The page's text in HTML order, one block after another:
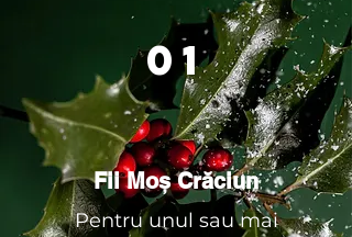
01
Fii Moș Crăciun
Pentru unul sau mai